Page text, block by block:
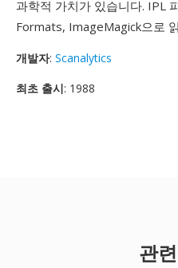
과학적 가치가 있습니다. IPL
Formats, ImageMagick으로
개발자: Scanalytics
최초 출시: 1988
관